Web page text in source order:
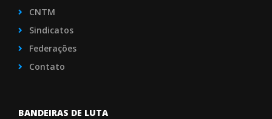
CNTM
Sindicatos
Federações
Contato
BANDEIRAS DE LUTA